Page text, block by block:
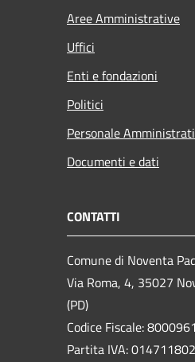
Aree Amministrative
Uffici
Enti e fondazioni
Politici
Personale
Documenti e dati
CONTATTI
Comune di Noventa
Via Roma, 4, 35027
(PD)
Codice Fiscale:
Partita IVA: